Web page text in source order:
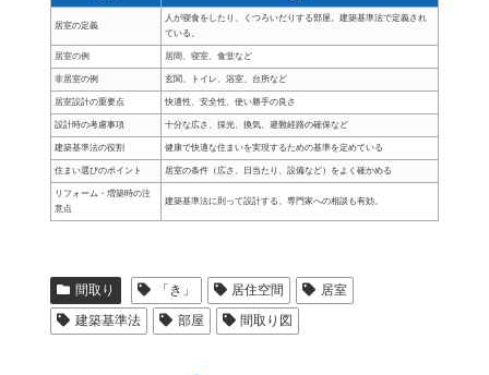
居室の定義
人が寝食をしたり、くつろいだりする部屋。建築基準法で定義され
ている。
居室の例 居間、寝室、食堂など
非居室の例 玄関、トイレ、浴室、台所など
居室設計の重要点 快適性、安全性、使い勝手の良さ
設計時の考慮事項 十分な広さ、採光、換気、避難経路の確保など
建築基準法の役割 健康で快適な住まいを実現するための基準を定めている
住まい選びのポイント 居室の条件（広さ、日当たり、設備など）をよく確かめる
リフォーム・増築時の注
意点
建築基準法に則って設計する。専門家への相談も有効。
間取り 「き」 居住空間
居室
建築基準法
部屋 間取り図